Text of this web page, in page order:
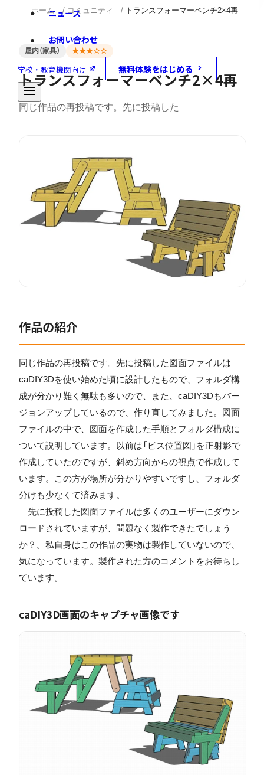
ニュース
お問い合わせ
学校・教育機関向け 無料体験をはじめる
ホーム コミュニティ トランスフォーマーベンチ2×4再
屋内（家具） ★★★☆☆
トランスフォーマーベンチ2×4再
同じ作品の再投稿です。先に投稿した
作品の紹介
同じ作品の再投稿です。先に投稿した図面ファイルは
caDIY3Dを使い始めた頃に設計したもので、フォルダ構
成が分かり難く無駄も多いので、また、caDIY3Dもバー
ジョンアップしているので、作り直してみました。図面
ファイルの中で、図面を作成した手順とフォルダ構成に
ついて説明しています。以前は「ビス位置図」を正射影で
作成していたのですが、斜め方向からの視点で作成して
います。この方が場所が分かりやすいですし、フォルダ
分けも少なくて済みます。
先に投稿した図面ファイルは多くのユーザーにダウン
ロードされていますが、問題なく製作できたでしょう
か？。私自身はこの作品の実物は製作していないので、
気になっています。製作された方のコメントをお待ちし
ています。
caDIY3D画面のキャプチャ画像です